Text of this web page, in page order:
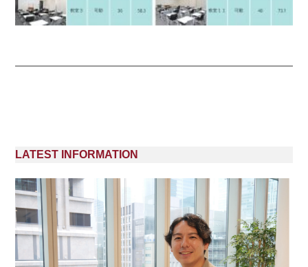
LATEST INFORMATION